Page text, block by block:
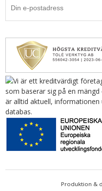
Produktion &